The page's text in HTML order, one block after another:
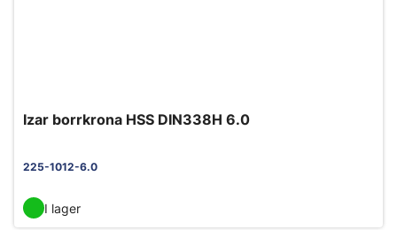
Izar borrkrona HSS DIN338H 6.0
225-1012-6.0
I lager